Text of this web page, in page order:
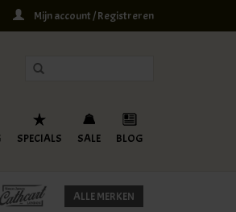
Mijn account / Registreren
SPECIALS SALE BLOG
ALLE MERKEN